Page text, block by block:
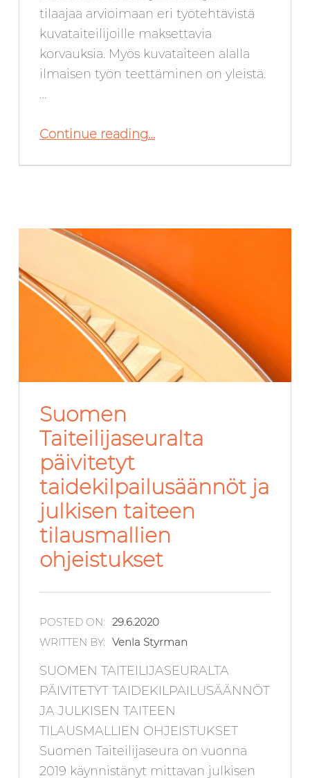
tilaajaa arvioimaan eri työtehtävistä
kuvataiteilijoille maksettavia
korvauksia. Myös kuvataiteen alalla
ilmaisen työn teettäminen on yleistä.
…
Continue reading“Suomen Taiteilijaseuralta ensi kertaa kuvataiteen alan palkkio-ohjeistus”
…
Suomen
Taiteilijaseuralta
päivitetyt
taidekilpailusäännöt ja
julkisen taiteen
tilausmallien
ohjeistukset
POSTED ON:
29.6.2020
WRITTEN BY:
Venla Styrman
SUOMEN TAITEILIJASEURALTA
PÄIVITETYT TAIDEKILPAILUSÄÄNNÖT
JA JULKISEN TAITEEN
TILAUSMALLIEN OHJEISTUKSET
Suomen Taiteilijaseura on vuonna
2019 käynnistänyt mittavan julkisen